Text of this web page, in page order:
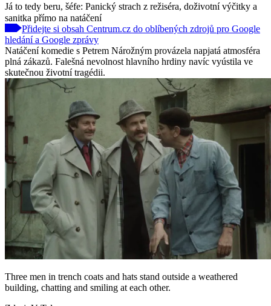
Já to tedy beru, šéfe: Panický strach z režiséra, doživotní výčitky a
sanitka přímo na natáčení
Přidejte si obsah Centrum.cz do oblíbených zdrojů pro Google
hledání a Google zprávy
Natáčení komedie s Petrem Nárožným provázela napjatá atmosféra
plná zákazů. Falešná nevolnost hlavního hrdiny navíc vyústila ve
skutečnou životní tragédii.
Three men in trench coats and hats stand outside a weathered
building, chatting and smiling at each other.